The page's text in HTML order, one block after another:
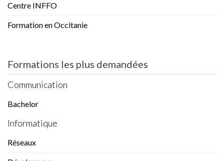
Centre INFFO
Formation en Occitanie
Formations les plus demandées
Communication
Bachelor
Informatique
Réseaux